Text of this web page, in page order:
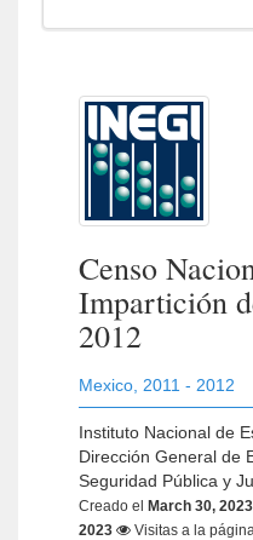
Censo
Impartición
2012
Mexico 2011 - 2012
Instituto Nacional de
Dirección General de
Seguridad Pública y
Creado el March 30, 2023
2023
Visitas a la